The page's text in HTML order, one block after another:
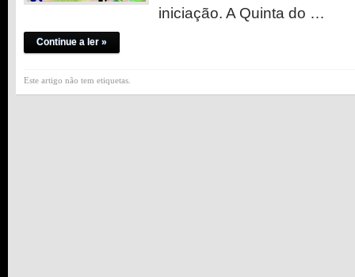
iniciação. A Quinta do …
Continue a ler »
Este artigo não tem etiquetas.